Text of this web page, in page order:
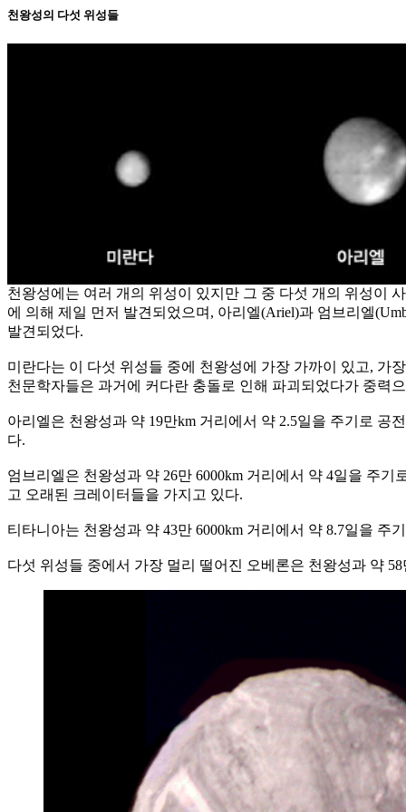
천왕성의 다섯 위성들
천왕성에는 여러 개의 위성이 있지만 그 중 다섯 개의 위성이
에 의해 제일 먼저 발견되었으며, 아리엘(Ariel)과 엄브리엘
발견되었다.
미란다는 이 다섯 위성들 중에 천왕성에 가장 가까이 있고, 가
천문학자들은 과거에 커다란 충돌로 인해 파괴되었다가 중력
아리엘은 천왕성과 약 19만km 거리에서 약 2.5일을 주기로 공
다.
엄브리엘은 천왕성과 약 26만 6000km 거리에서 약 4일을 주
고 오래된 크레이터들을 가지고 있다.
티타니아는 천왕성과 약 43만 6000km 거리에서 약 8.7일을 주
다섯 위성들 중에서 가장 멀리 떨어진 오베론은 천왕성과 약